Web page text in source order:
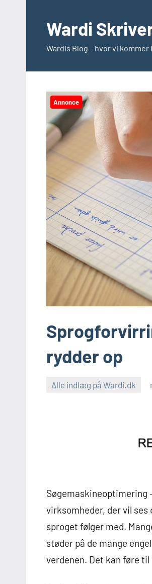
indholdWardi
Wardis Blog – hvor vi
Annonce
rydder op
Alle indlæg på Wardi.dk
Søgemaskineoptimering
virksomheder, der vil ses
sproget følger med.
støder på de mange
verdenen. Det kan føre